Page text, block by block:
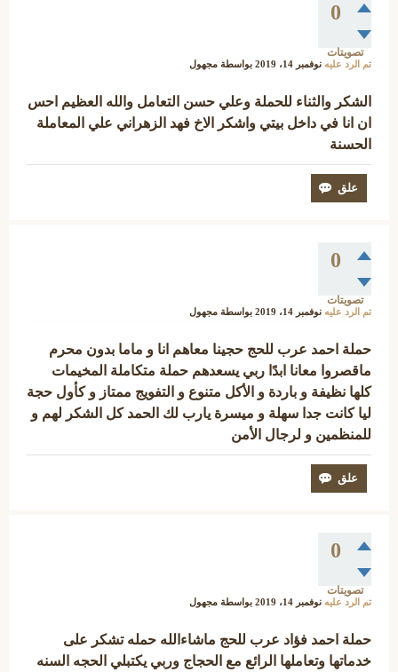
0
تصويتات
تم الرد عليه نوفمبر 14، 2019 بواسطة مجهول
الشكر والثناء للحملة وعلي حسن التعامل والله العظيم احس
ان انا في داخل بيتي واشكر الاخ فهد الزهراني علي المعاملة
الحسنة
0
تصويتات
تم الرد عليه نوفمبر 14، 2019 بواسطة مجهول
حملة احمد عرب للحج حجينا معاهم انا و ماما بدون محرم
ماقصروا معانا ابدًا ربي يسعدهم حملة متكاملة المخيمات
كلها نظيفة و باردة و الأكل متنوع و التفويج ممتاز و كأول حجة
ليا كانت جدا سهلة و ميسرة يارب لك الحمد كل الشكر لهم و
للمنظمين و لرجال الأمن
0
تصويتات
تم الرد عليه نوفمبر 14، 2019 بواسطة مجهول
حملة احمد فؤاد عرب للحج ماشاءالله حمله تشكر على
خدماتها وتعاملها الرائع مع الحجاج وربي يكتبلي الحجه السنه